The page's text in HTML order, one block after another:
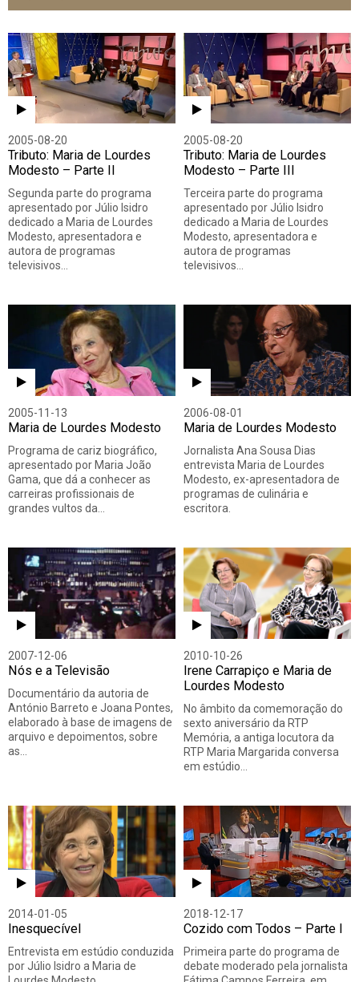
Todos Vídeo Áudio
2005-08-20
Tributo: Maria de Lourdes
Modesto – Parte II
Segunda parte do programa
apresentado por Júlio Isidro
dedicado a Maria de Lourdes
Modesto, apresentadora e
autora de programas
televisivos…
2005-08-20
Tributo: Maria de Lourdes
Modesto – Parte III
Terceira parte do programa
apresentado por Júlio Isidro
dedicado a Maria de Lourdes
Modesto, apresentadora e
autora de programas
televisivos…
2005-11-13
Maria de Lourdes Modesto
Programa de cariz biográfico,
apresentado por Maria João
Gama, que dá a conhecer as
carreiras profissionais de
grandes vultos da…
2006-08-01
Maria de Lourdes Modesto
Jornalista Ana Sousa Dias
entrevista Maria de Lourdes
Modesto, ex-apresentadora de
programas de culinária e
escritora.
2007-12-06
Nós e a Televisão
Documentário da autoria de
António Barreto e Joana Pontes,
elaborado à base de imagens de
arquivo e depoimentos, sobre
as…
2010-10-26
Irene Carrapiço e Maria de
Lourdes Modesto
No âmbito da comemoração do
sexto aniversário da RTP
Memória, a antiga locutora da
RTP Maria Margarida conversa
em estúdio…
2014-01-05
Inesquecível
Entrevista em estúdio conduzida
por Júlio Isidro a Maria de
2018-12-17
Cozido com Todos – Parte I
Primeira parte do programa de
debate moderado pela jornalista